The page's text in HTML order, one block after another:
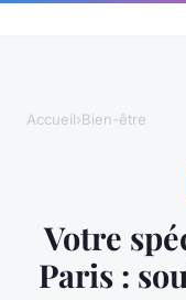
Accueil›Bien-être
Votre
Paris :